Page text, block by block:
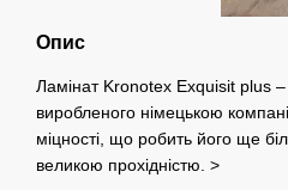
Опис
Ламінат Kronotex Exquisit plus
виробленого німецькою
міцності, що робить його ще
великою прохідністю. >